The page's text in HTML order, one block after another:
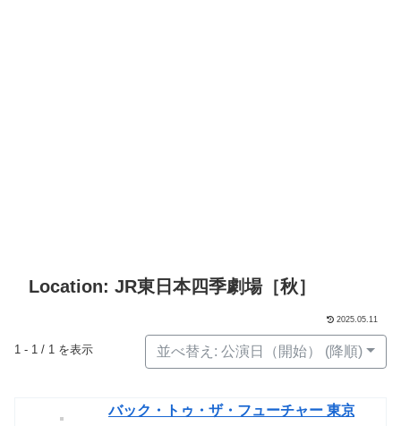
Location: JR東日本四季劇場［秋］
2025.05.11
1 - 1 / 1 を表示 並べ替え: 公演日（開始） (降順)
バック・トゥ・ザ・フューチャー 東京